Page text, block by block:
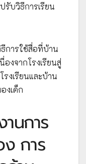
รับวิธีการเรียน
การใช้สื่อที่บ้าน
องจากโรงเรียนสู่
งเรียนและบ้าน
งเด็ก
นการ
ง การ